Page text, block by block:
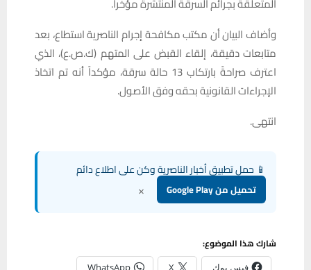
وأضاف البيان أن مكتب مكافحة إجرام الناصرية استطاع، بعد
متابعات دقيقة، إلقاء القبض على المتهم (ك.ص.ع)، الذي
اعترف صراحةً بارتكاب 13 حالة سرقة، مؤكداً أنه تم اتخاذ
الإجراءات القانونية بحقه وفق الأصول.
انتهى.
📱 حمل تطبيق أخبار الناصرية وكن على اطلاع دائم
تحميل من Google Play ×
شارك هذا الموضوع:
فيس بوك X
WhatsApp